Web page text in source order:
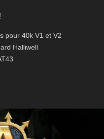
pour 40k V1 et V2
Halliwell